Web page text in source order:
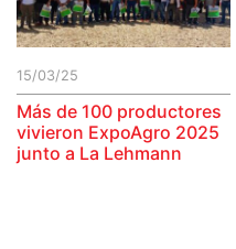
15/03/25
Más de 100 productores
vivieron ExpoAgro 2025
junto a La Lehmann